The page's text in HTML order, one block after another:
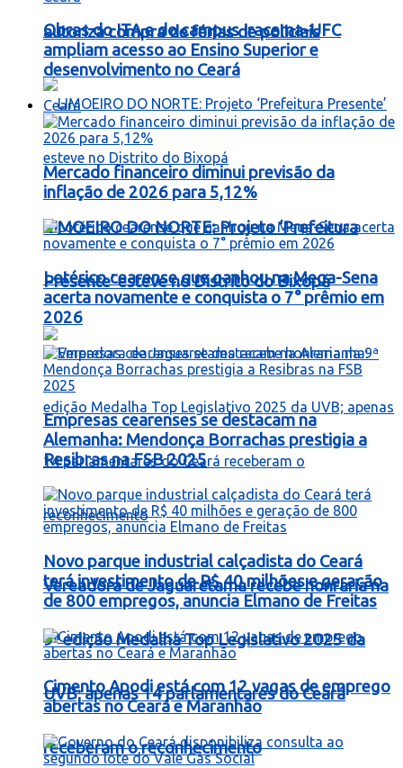
autoriza compra de férias de policiais
LIMOEIRO DO NORTE: Projeto ‘Prefeitura
Presente’ esteve no Distrito do Bixopá
Vereadora de Jaguaretama recebe honraria na
9ª edição Medalha Top Legislativo 2025 da
UVB; apenas 14 parlamentares do Ceará
receberam o reconhecimento
Obras do ITA e do campus Iracema-UFC
ampliam acesso ao Ensino Superior e
desenvolvimento no Ceará
Ceará
Mercado financeiro diminui previsão da
inflação de 2026 para 5,12%
Lotérico cearense que ganhou na Mega-Sena
acerta novamente e conquista o 7° prêmio em
2026
Empresas cearenses se destacam na
Alemanha: Mendonça Borrachas prestigia a
Resibras na FSB 2025
Novo parque industrial calçadista do Ceará
terá investimento de R$ 40 milhões e geração
de 800 empregos, anuncia Elmano de Freitas
Cimento Apodi está com 12 vagas de emprego
abertas no Ceará e Maranhão